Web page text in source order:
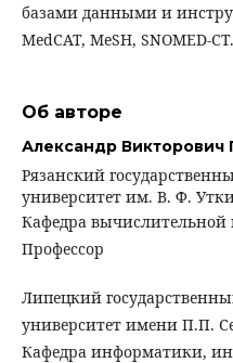
базами данными и
MedCAT, MeSH, SNOMED-CT.
Об авторе
Александр Викторович
Рязанский
университет им. В. Ф.
Кафедра
Профессор
Липецкий
университет имени П.П.
Кафедра информатики,